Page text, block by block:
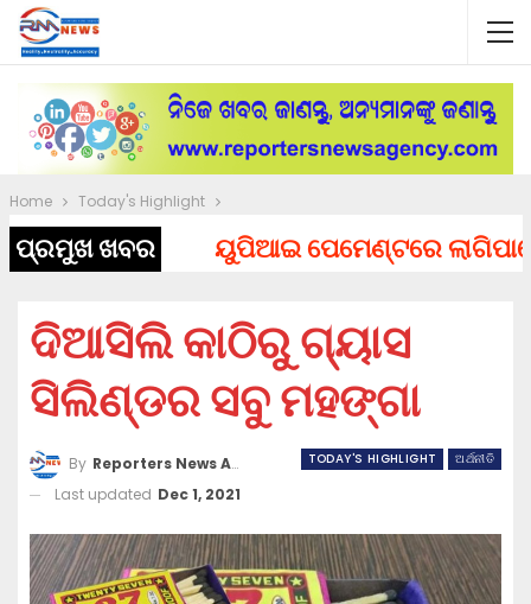
Home Today's Highlight
ପ୍ରମୁଖ ଖବର ୟୁପିଆଇ ପେମେଣ୍ଟରେ ଲାଗିପାରେ
ଦିଆସିଲି କାଠିରୁ ଗ୍ୟାସ
ସିଲିଣ୍ଡର ସବୁ ମହଙ୍ଗା
TODAY'S HIGHLIGHT ଅର୍ଥନୀତି
By Reporters News Agency
Last updated Dec 1, 2021